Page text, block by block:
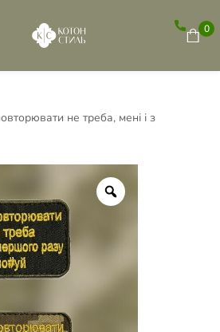
0
не треба, мені і з